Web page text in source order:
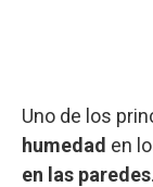
Uno de los
humedad en
en las paredes